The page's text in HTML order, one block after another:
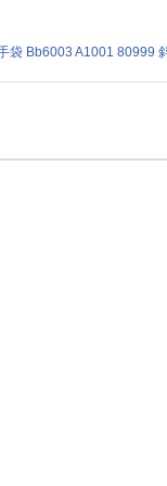
袋 Bb6003 A1001 80999